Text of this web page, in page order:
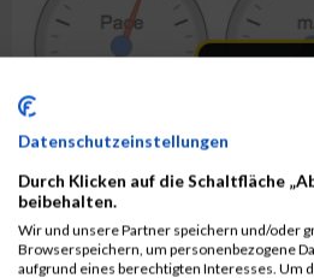
Datenschutzeinstellungen
Durch Klicken auf die Schaltfläche
beibehalten.
Wir und unsere Partner speichern und/oder
Browserspeichern, um personenbezogene
aufgrund eines berechtigten Interesses. Um